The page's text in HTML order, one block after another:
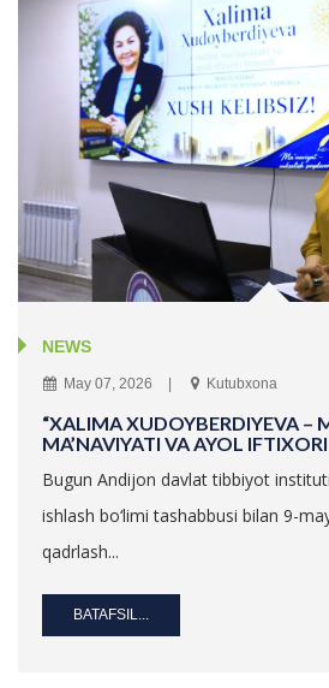
NEWS
May 07, 2026 Kutubxona
“XALIMA XUDOYBERDIYEVA –
MA’NAVIYATI VA AYOL
Bugun Andijon davlat tibbiyot
ishlash bo‘limi tashabbusi bilan 9-
qadrlash...
BATAFSIL...